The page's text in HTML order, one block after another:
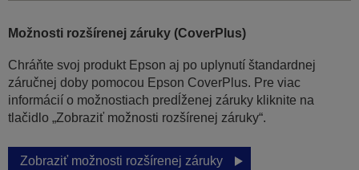
Možnosti rozšírenej záruky (CoverPlus)
Chráňte svoj produkt Epson aj po uplynutí štandardnej
záručnej doby pomocou Epson CoverPlus. Pre viac
informácií o možnostiach predĺženej záruky kliknite na
tlačidlo „Zobraziť možnosti rozšírenej záruky“.
Zobraziť možnosti rozšírenej záruky